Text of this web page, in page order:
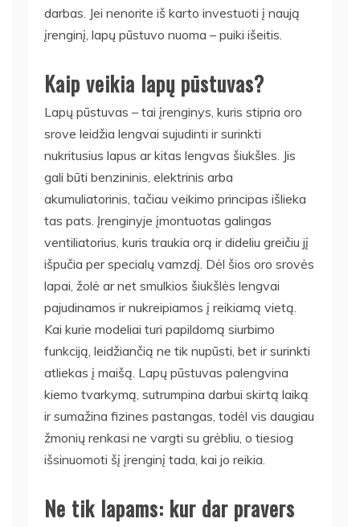
darbas. Jei nenorite iš karto investuoti į naują
įrenginį, lapų pūstuvo nuoma – puiki išeitis.
Kaip veikia lapų pūstuvas?
Lapų pūstuvas – tai įrenginys, kuris stipria oro
srove leidžia lengvai sujudinti ir surinkti
nukritusius lapus ar kitas lengvas šiukšles. Jis
gali būti benzininis, elektrinis arba
akumuliatorinis, tačiau veikimo principas išlieka
tas pats. Įrenginyje įmontuotas galingas
ventiliatorius, kuris traukia orą ir dideliu greičiu jį
išpučia per specialų vamzdį. Dėl šios oro srovės
lapai, žolė ar net smulkios šiukšlės lengvai
pajudinamos ir nukreipiamos į reikiamą vietą.
Kai kurie modeliai turi papildomą siurbimo
funkciją, leidžiančią ne tik nupūsti, bet ir surinkti
atliekas į maišą. Lapų pūstuvas palengvina
kiemo tvarkymą, sutrumpina darbui skirtą laiką
ir sumažina fizines pastangas, todėl vis daugiau
žmonių renkasi ne vargti su grėbliu, o tiesiog
išsinuomoti šį įrenginį tada, kai jo reikia.
Ne tik lapams: kur dar pravers